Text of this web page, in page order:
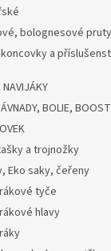
bolognesové pruty
a
NAVIJÁKY
BOLIE,
a trojnožky
Eko saky, čeřeny
tyče
hlavy